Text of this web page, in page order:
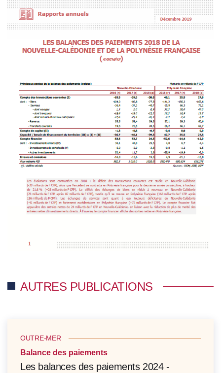
AUTRES PUBLICATIONS
OUTRE-MER
Balance des paiements
Les balances des paiements 2024 -